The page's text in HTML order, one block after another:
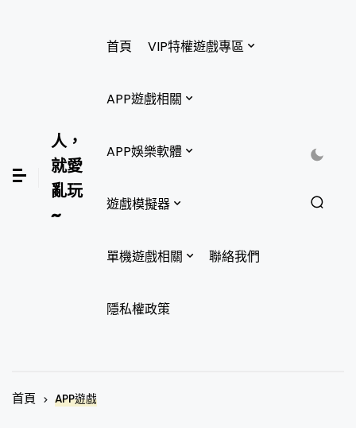
人，
就愛
亂玩
~
首頁 VIP特權遊戲專區
APP遊戲相關
APP娛樂軟體
遊戲模擬器
單機遊戲相關 聯絡我們
隱私權政策
首頁 APP遊戲